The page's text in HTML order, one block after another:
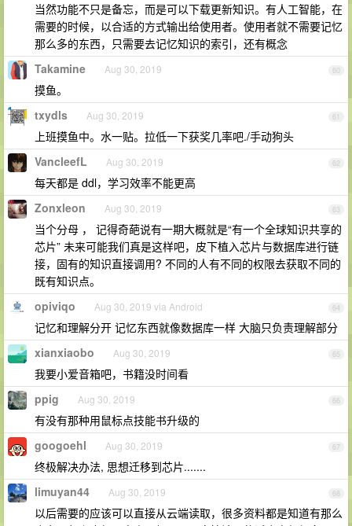
当然功能不只是备忘，而是可以下载更新知识。有人工智能，在
需要的时候，以合适的方式输出给使用者。使用者就不需要记忆
那么多的东西，只需要去记忆知识的索引，还有概念
60
Takamine Aug 30, 2019
摸鱼。
61
txydls Aug 30, 2019
上班摸鱼中。水一贴。拉低一下获奖几率吧./手动狗头
62
VancleefL Aug 30, 2019
每天都是 ddl，学习效率不能更高
63
Zonxleon Aug 30, 2019
当个分母 ， 记得奇葩说有一期大概就是“有一个全球知识共享的
芯片” 未来可能我们真是这样吧，皮下植入芯片与数据库进行链
接，固有的知识直接调用? 不同的人有不同的权限去获取不同的
既有知识点。
64
opiviqo Aug 30, 2019 via Android
记忆和理解分开 记忆东西就像数据库一样 大脑只负责理解部分
65
xianxiaobo Aug 30, 2019
我要小爱音箱吧，书籍没时间看
66
ppig Aug 30, 2019
有没有那种用鼠标点技能书升级的
67
googoehl Aug 30, 2019
终极解决办法, 思想迁移到芯片.......
68
limuyan44 Aug 30, 2019
以后需要的应该可以直接从云端读取，很多资料都是知道有那么